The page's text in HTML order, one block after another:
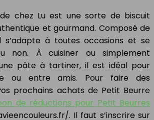
chez Lu est une sorte de biscuit
et gourmand. Composé de
s’adapte à toutes occasions et se
non. À cuisiner ou simplement
pâte à tartiner, il est idéal pour
ou entre amis. Pour faire des
prochains achats de Petit Beurre
de réductions pour Petit Beurres
. Il faut s’inscrire sur